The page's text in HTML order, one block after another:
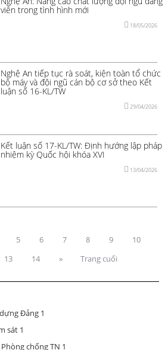
viên trong tình hình mới
18/05/2026
Nghệ An tiếp tục rà soát, kiện toàn tổ chức
bộ máy và đội ngũ cán bộ cơ sở theo Kết
luận số 16-KL/TW
29/04/2026
Kết luận số 17-KL/TW: Định hướng lập pháp
nhiệm kỳ Quốc hội khóa XVI
13/04/2026
5 6 7 8 9
10
13 14 » Trang cuối